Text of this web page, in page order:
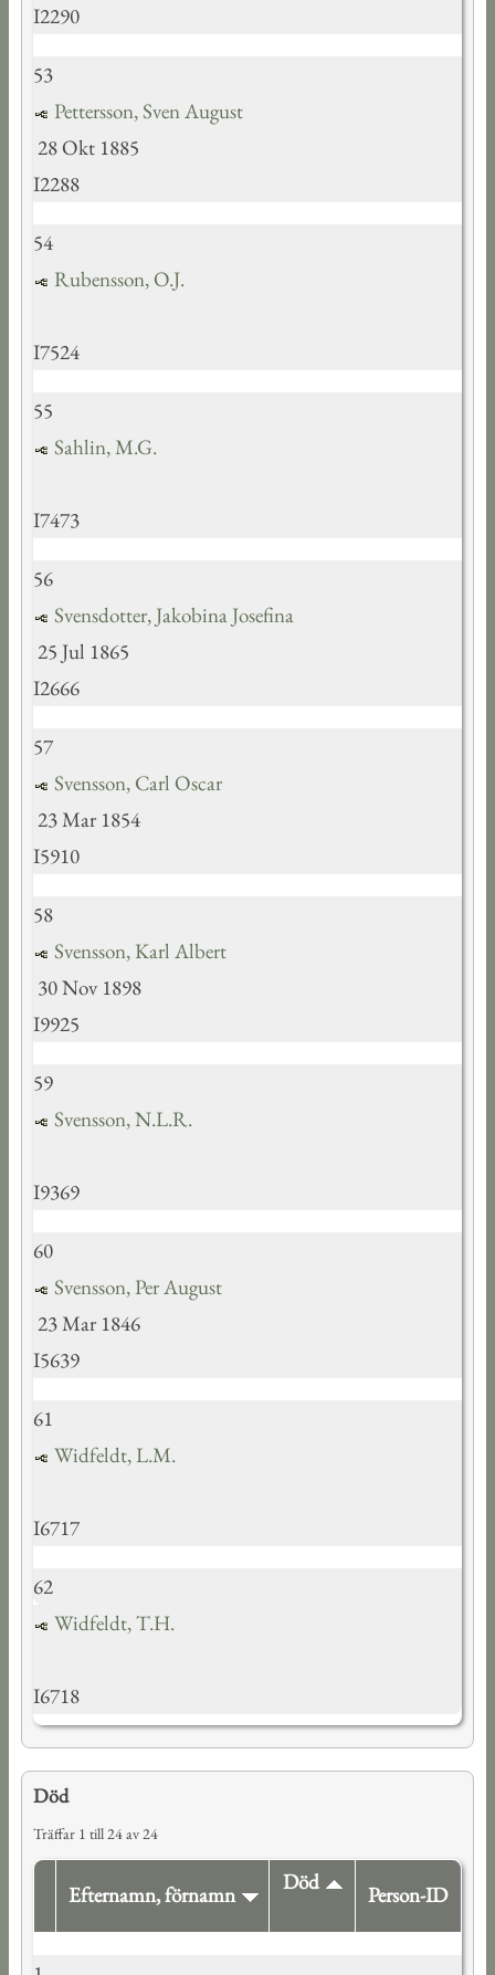
I2290
53
Pettersson, Sven August
28 Okt 1885
I2288
54
Rubensson, O.J.
I7524
55
Sahlin, M.G.
I7473
56
Svensdotter, Jakobina Josefina
25 Jul 1865
I2666
57
Svensson, Carl Oscar
23 Mar 1854
I5910
58
Svensson, Karl Albert
30 Nov 1898
I9925
59
Svensson, N.L.R.
I9369
60
Svensson, Per August
23 Mar 1846
I5639
61
Widfeldt, L.M.
I6717
62
Widfeldt, T.H.
I6718
Död
Träffar 1 till 24 av 24
Efternamn, förnamn Död Person-ID